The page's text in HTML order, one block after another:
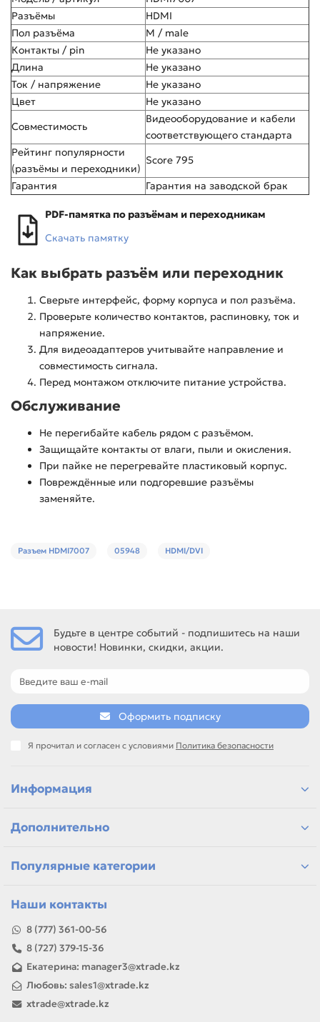
Разъёмы
HDMI
Пол разъёма
M / male
Контакты / pin
Не указано
Длина
Не указано
Ток / напряжение
Не указано
Цвет
Не указано
Совместимость
Видеооборудование и кабели
соответствующего стандарта
Рейтинг популярности
(разъёмы и переходники)
Score 795
Гарантия
Гарантия на заводской брак
PDF-памятка по разъёмам и переходникам
Скачать памятку
Как выбрать разъём или переходник
Сверьте интерфейс, форму корпуса и пол разъёма.
Проверьте количество контактов, распиновку, ток и
напряжение.
Для видеоадаптеров учитывайте направление и
совместимость сигнала.
Перед монтажом отключите питание устройства.
Обслуживание
Не перегибайте кабель рядом с разъёмом.
Защищайте контакты от влаги, пыли и окисления.
При пайке не перегревайте пластиковый корпус.
Повреждённые или подгоревшие разъёмы
заменяйте.
Разъем HDMI7007 05948 HDMI/DVI
Будьте в центре событий - подпишитесь на наши
новости! Новинки, скидки, акции.
Оформить подписку
Я прочитал и согласен с условиями Политика безопасности
Информация
Дополнительно
Популярные категории
Наши контакты
8 (777) 361-00-56
8 (727) 379-15-36
Екатерина: manager3@xtrade.kz
Любовь: sales1@xtrade.kz
xtrade@xtrade.kz